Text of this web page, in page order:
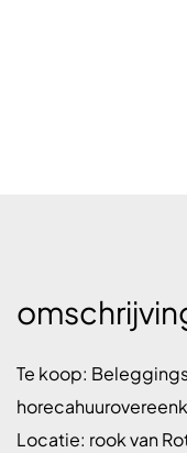
Te koop:
Locatie: rook van